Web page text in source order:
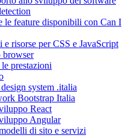
le feature disponibili con Can I
e risorse per CSS e JavaScript
browser
prestazioni
system .italia
Bootstrap Italia
React
Angular
di sito e servizi